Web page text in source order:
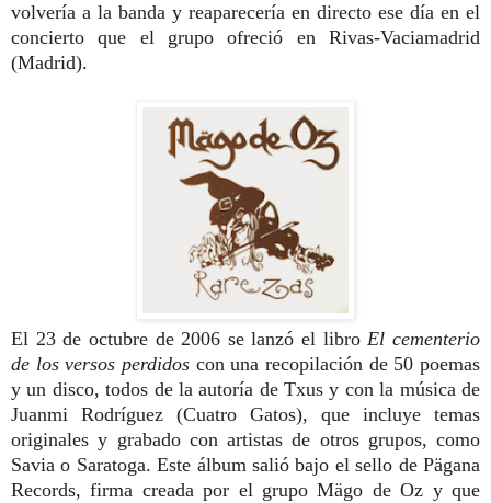
volvería a la banda y reaparecería en directo ese día en el
concierto que el grupo ofreció en Rivas-Vaciamadrid
(Madrid).
El 23 de octubre de 2006 se lanzó el libroEl cementerio
de los versos perdidos con una recopilación de 50 poemas
y un disco, todos de la autoría de Txus y con la música de
Juanmi Rodríguez (Cuatro Gatos), que incluye temas
originales y grabado con artistas de otros grupos, como
Savia o Saratoga. Este álbum salió bajo el sello de Pägana
Records, firma creada por el grupo Mägo de Oz y que